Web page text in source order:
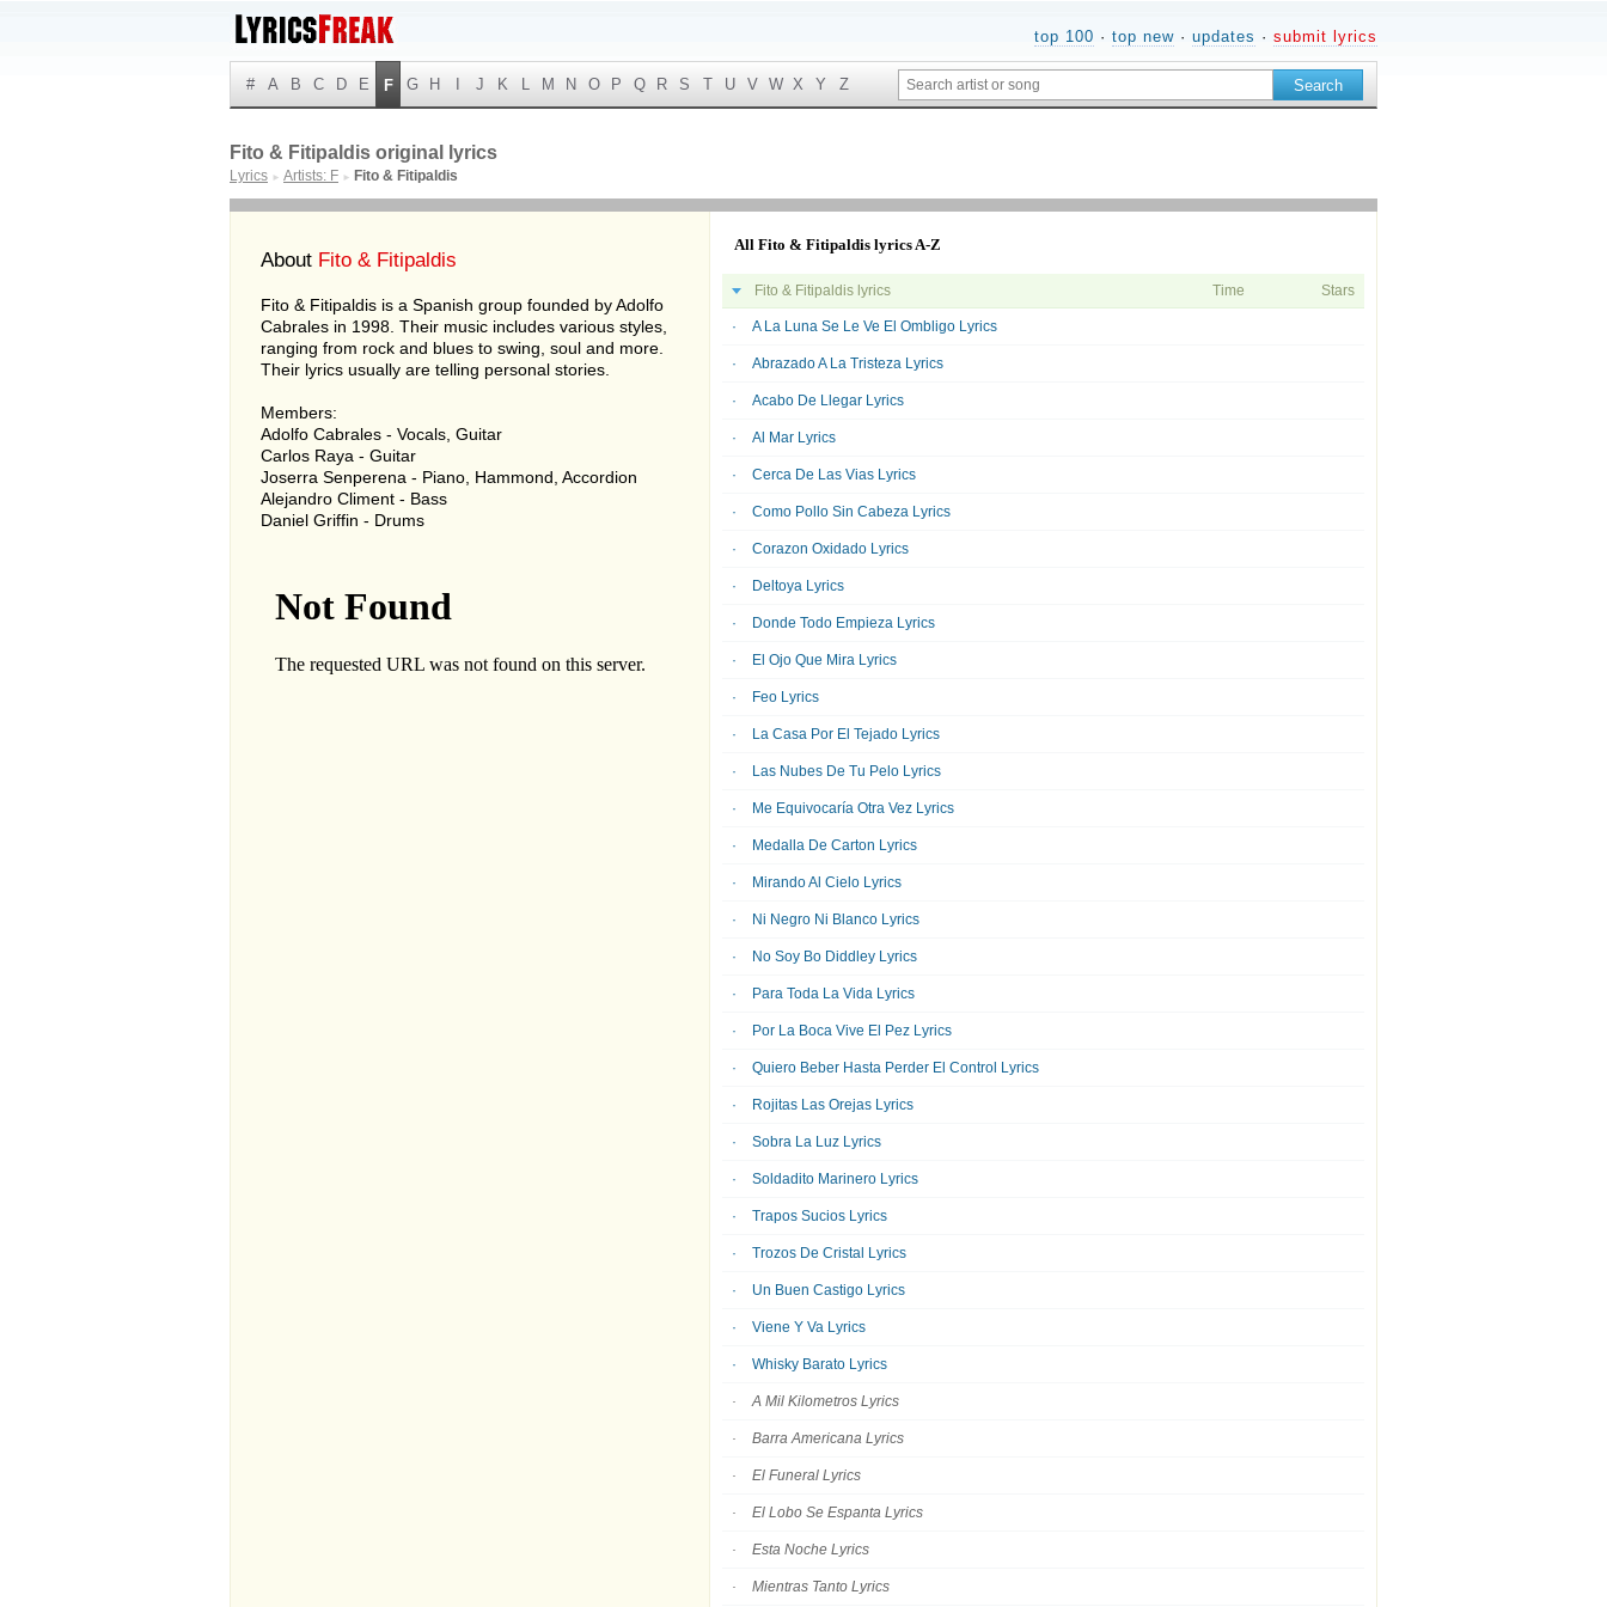
top 100 · top new · updates · submit lyrics
# A B C D E F G H J K L M N O P Q R S T U V W X Y Z
Fito & Fitipaldis original lyrics
Lyrics ► Artists: F ► Fito & Fitipaldis
About Fito & Fitipaldis
Fito & Fitipaldis is a Spanish group founded by Adolfo
Cabrales in 1998. Their music includes various styles,
ranging from rock and blues to swing, soul and more.
Their lyrics usually are telling personal stories.
Members:
Adolfo Cabrales - Vocals, Guitar
Carlos Raya - Guitar
Joserra Senperena - Piano, Hammond, Accordion
Alejandro Climent - Bass
Daniel Griffin - Drums
All Fito & Fitipaldis lyrics A-Z
Fito & Fitipaldis lyrics Time Stars
A La Luna Se Le Ve El Ombligo Lyrics
Abrazado A La Tristeza Lyrics
Acabo De Llegar Lyrics
Al Mar Lyrics
Cerca De Las Vias Lyrics
Como Pollo Sin Cabeza Lyrics
Corazon Oxidado Lyrics
Deltoya Lyrics
Donde Todo Empieza Lyrics
El Ojo Que Mira Lyrics
Feo Lyrics
La Casa Por El Tejado Lyrics
Las Nubes De Tu Pelo Lyrics
Me Equivocaría Otra Vez Lyrics
Medalla De Carton Lyrics
Mirando Al Cielo Lyrics
Ni Negro Ni Blanco Lyrics
No Soy Bo Diddley Lyrics
Para Toda La Vida Lyrics
Por La Boca Vive El Pez Lyrics
Quiero Beber Hasta Perder El Control Lyrics
Rojitas Las Orejas Lyrics
Sobra La Luz Lyrics
Soldadito Marinero Lyrics
Trapos Sucios Lyrics
Trozos De Cristal Lyrics
Un Buen Castigo Lyrics
Viene Y Va Lyrics
Whisky Barato Lyrics
A Mil Kilometros Lyrics
Barra Americana Lyrics
El Funeral Lyrics
El Lobo Se Espanta Lyrics
Esta Noche Lyrics
Mientras Tanto Lyrics